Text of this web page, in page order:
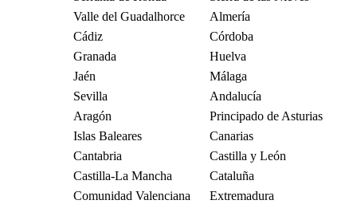
Valle del Guadalhorce
Almería
Cádiz
Córdoba
Granada
Huelva
Jaén
Málaga
Sevilla
Andalucía
Aragón
Principado de Asturias
Islas Baleares
Canarias
Cantabria
Castilla y León
Castilla-La Mancha
Cataluña
Comunidad Valenciana
Extremadura